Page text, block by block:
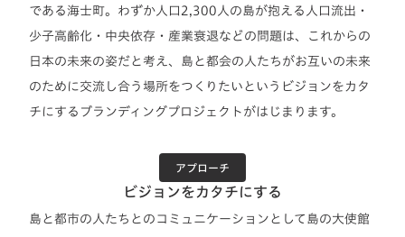
である海士町。わずか人口2,300人の島が抱える人口流出・
少子高齢化・中央依存・産業衰退などの問題は、これからの
日本の未来の姿だと考え、島と都会の人たちがお互いの未来
のために交流し合う場所をつくりたいというビジョンをカタ
チにするブランディングプロジェクトがはじまります。
アプローチ
ビジョンをカタチにする
島と都市の人たちとのコミュニケーションとして島の大使館